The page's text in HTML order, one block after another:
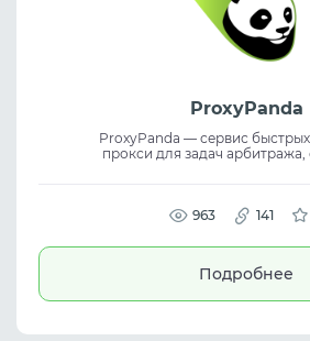
ProxyPanda
ProxyPanda — сервис
прокси для задач арбитража,
поддерживает residential
разных сценариев.
963 141
Подробнее